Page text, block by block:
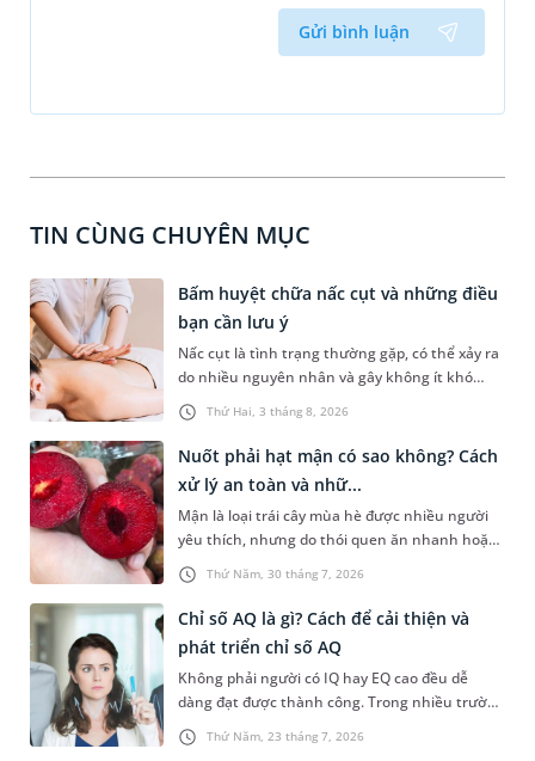
Gửi bình luận
TIN CÙNG CHUYÊN MỤC
Thứ Hai, 3 tháng 8, 2026
Bấm huyệt chữa nấc cụt và những điều
bạn cần lưu ý
Nấc cụt là tình trạng thường gặp, có thể xảy ra
do nhiều nguyên nhân và gây không ít khó
chịu. Bấm huyệt chữa nấc cụt là một trong
những phương pháp được nhiều người tìm
hiểu để hỗ trợ tình trạng này. Mời bạn cùng
tìm hiểu sâu hơn về phương pháp chữa nấc cụt
này trong bài viết dưới đây.
Thứ Năm, 30 tháng 7, 2026
Nuốt phải hạt mận có sao không? Cách
xử lý an toàn và nhữ...
Mận là loại trái cây mùa hè được nhiều người
yêu thích, nhưng do thói quen ăn nhanh hoặc
sơ suất, không ít người đã vô tình nuốt phải
hạt mận. Cấu tạo hạt mận thường cứng, có hai
đầu nhọn nên khi đi vào đường tiêu hóa rất dễ
gây ra tâm lý hoang mang, lo lắng cho người
gặp phải. Bài viết dưới đây sẽ giải đáp chi tiết
giúp bạn thắc mắc nuốt phải hạt mận có sao
không dưới góc nhìn y khoa và hướng dẫn cách
xử trí an toàn, kịp thời nhất.
Thứ Năm, 23 tháng 7, 2026
Chỉ số AQ là gì? Cách để cải thiện và
phát triển chỉ số AQ
Không phải người có IQ hay EQ cao đều dễ
dàng đạt được thành công. Trong nhiều trường
hợp, khả năng đứng vững trước áp lực, thích
nghi với nghịch cảnh và không bỏ cuộc mới là